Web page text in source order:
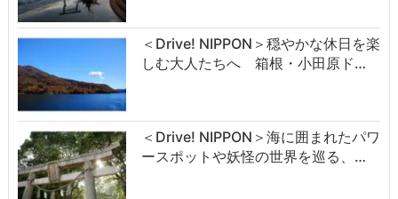
＜Drive! NIPPON＞穏やかな休日を楽
しむ大人たちへ 箱根・小田原ド…
＜Drive! NIPPON＞海に囲まれたパワ
ースポットや妖怪の世界を巡る、…